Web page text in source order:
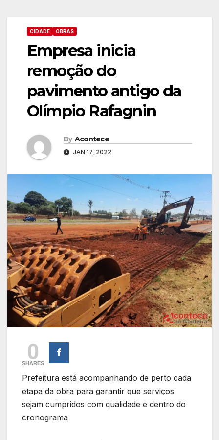
CIDADE OBRAS
Empresa inicia
remoção do
pavimento antigo da
Olímpio Rafagnin
By Acontece
JAN 17, 2022
0
SHARES
Prefeitura está acompanhando de perto cada
etapa da obra para garantir que serviços
sejam cumpridos com qualidade e dentro do
cronograma